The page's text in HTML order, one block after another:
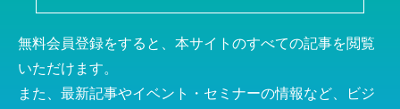
無料会員登録をすると、本サイトのすべての記事を閲覧
いただけます。
また、最新記事やイベント・セミナーの情報など、ビジ